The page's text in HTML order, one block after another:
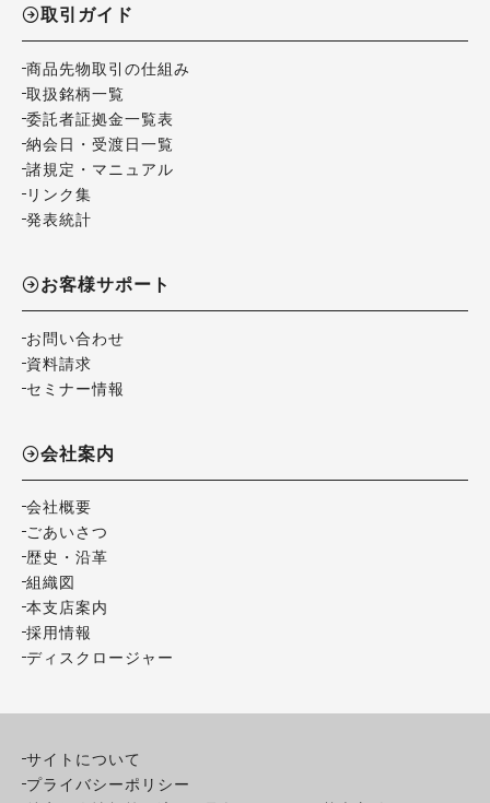
取引ガイド
商品先物取引の仕組み
取扱銘柄一覧
委託者証拠金一覧表
納会日・受渡日一覧
諸規定・マニュアル
リンク集
発表統計
お客様サポート
お問い合わせ
資料請求
セミナー情報
会社案内
会社概要
ごあいさつ
歴史・沿革
組織図
本支店案内
採用情報
ディスクロージャー
サイトについて
プライバシーポリシー